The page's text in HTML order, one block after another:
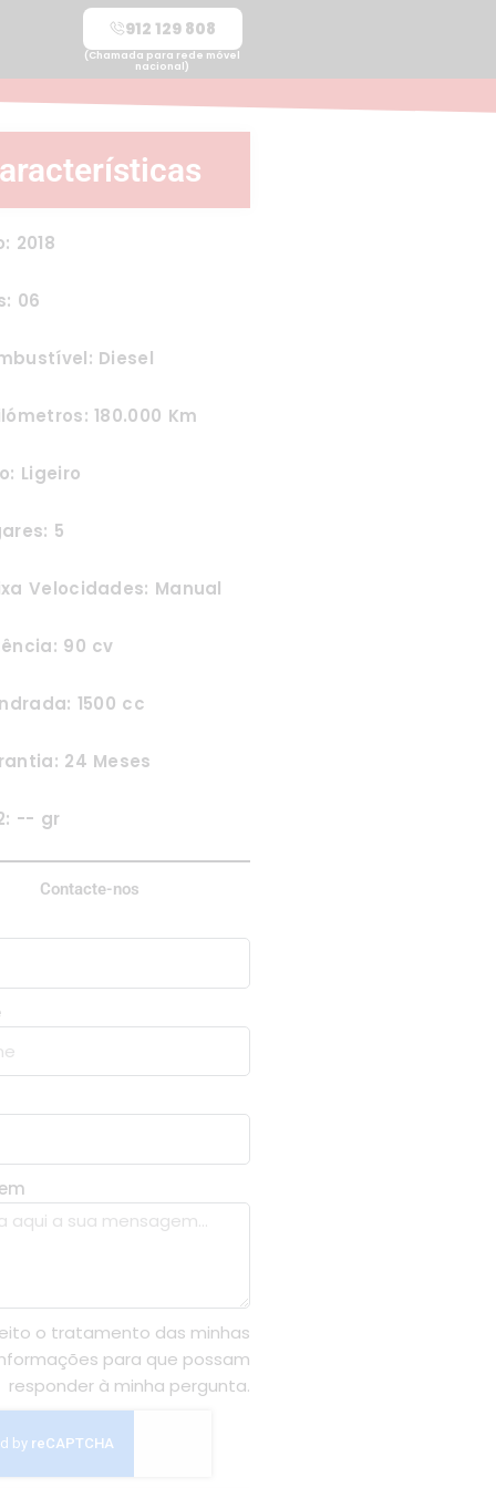
912 129 808
(Chamada para rede móvel
nacional)
2018
06
Diesel
180.000 Km
Ligeiro
5
Velocidades: Manual
90 cv
1500 cc
24 Meses
-- gr
Contacte-nos
o tratamento das minhas
para que possam
responder à minha pergunta.